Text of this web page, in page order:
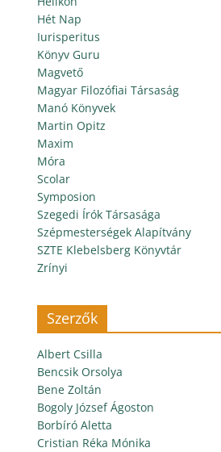
Hét Nap
Iurisperitus
Könyv Guru
Magvető
Magyar Filozófiai Társaság
Manó Könyvek
Martin Opitz
Maxim
Móra
Scolar
Symposion
Szegedi Írók Társasága
Szépmesterségek Alapítvány
SZTE Klebelsberg Könyvtár
Zrínyi
Szerzők
Albert Csilla
Bencsik Orsolya
Bene Zoltán
Bogoly József Ágoston
Borbíró Aletta
Cristian Réka Mónika